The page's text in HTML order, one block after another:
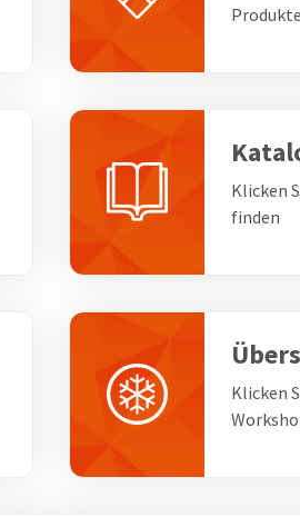
Klicken
finden
Klicken